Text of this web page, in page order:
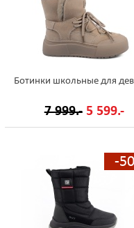
Ботинки школьные для
7 999.- 5 599.-
-